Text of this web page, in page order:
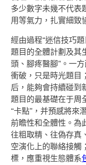
多少數字未幾不代表
用等氣力，扎實細致
經由過程“迷信技巧
題目的全體計劃及其
頭、腳疼醫腳”。一
衝破，只是時光題目
后，能夠會持續碰到
題目的最基礎在于周
“卡點”，并預感將來
前瞻性和全體性。為
往粗取精、往偽存真
空演化上的聯絡接觸
標，應重視生態體系